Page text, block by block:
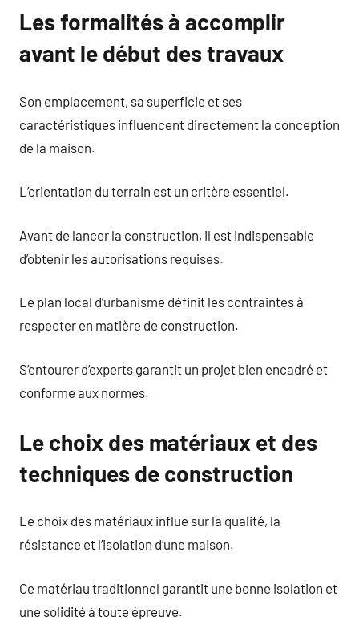
Les formalités à accomplir
avant le début des travaux
Son emplacement, sa superficie et ses
caractéristiques influencent directement la conception
de la maison.
L’orientation du terrain est un critère essentiel.
Avant de lancer la construction, il est indispensable
d’obtenir les autorisations requises.
Le plan local d’urbanisme définit les contraintes à
respecter en matière de construction.
S’entourer d’experts garantit un projet bien encadré et
conforme aux normes.
Le choix des matériaux et des
techniques de construction
Le choix des matériaux influe sur la qualité, la
résistance et l’isolation d’une maison.
Ce matériau traditionnel garantit une bonne isolation et
une solidité à toute épreuve.